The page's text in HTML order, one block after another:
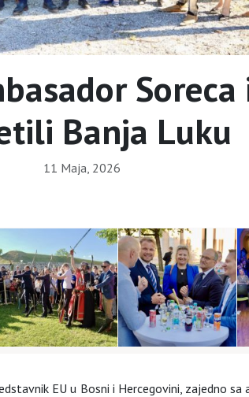
Banja Luku
11 Maja, 2026
EU u Bosni i Hercegovini, zajedno